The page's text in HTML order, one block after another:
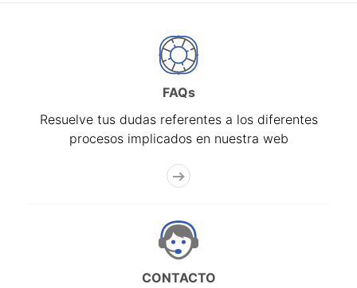
FAQs
Resuelve tus dudas referentes a los diferentes
procesos implicados en nuestra web
CONTACTO